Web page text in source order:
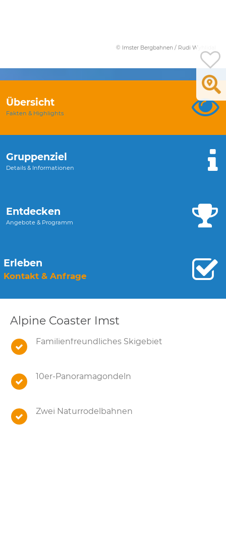
© Imster Bergbahnen / Rudi Wyhlidal
Übersicht
Fakten & Highlights
Gruppenziel
Details & Informationen
Entdecken
Angebote & Programm
Erleben
Kontakt & Anfrage
Alpine Coaster Imst
Familienfreundliches Skigebiet
10er-Panoramagondeln
Zwei Naturrodelbahnen